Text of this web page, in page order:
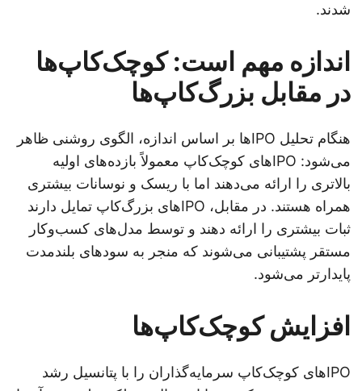
شدند.
اندازه مهم است: کوچک‌کاپ‌ها
در مقابل بزرگ‌کاپ‌ها
هنگام تحلیل IPOها بر اساس اندازه، الگوی روشنی ظاهر
می‌شود: IPOهای کوچک‌کاپ معمولاً بازده‌های اولیه
بالاتری را ارائه می‌دهند اما با ریسک و نوسانات بیشتری
همراه هستند. در مقابل، IPOهای بزرگ‌کاپ تمایل دارند
ثبات بیشتری را ارائه دهند و توسط مدل‌های کسب‌وکار
مستقر پشتیبانی می‌شوند که منجر به سودهای بلندمدت
پایدارتر می‌شود.
افزایش کوچک‌کاپ‌ها
IPOهای کوچک‌کاپ سرمایه‌گذاران را با پتانسیل رشد